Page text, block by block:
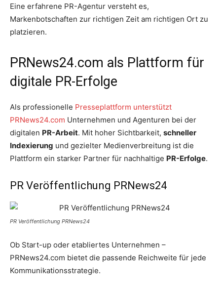
Eine erfahrene PR-Agentur versteht es,
Markenbotschaften zur richtigen Zeit am richtigen Ort zu
platzieren.
PRNews24.com als Plattform für
digitale PR-Erfolge
Als professionelle Presseplattform unterstützt
PRNews24.com Unternehmen und Agenturen bei der
digitalen PR-Arbeit. Mit hoher Sichtbarkeit, schneller
Indexierung und gezielter Medienverbreitung ist die
Plattform ein starker Partner für nachhaltige PR-Erfolge.
PR Veröffentlichung PRNews24
PR Veröffentlichung PRNews24
Ob Start-up oder etabliertes Unternehmen –
PRNews24.com bietet die passende Reichweite für jede
Kommunikationsstrategie.